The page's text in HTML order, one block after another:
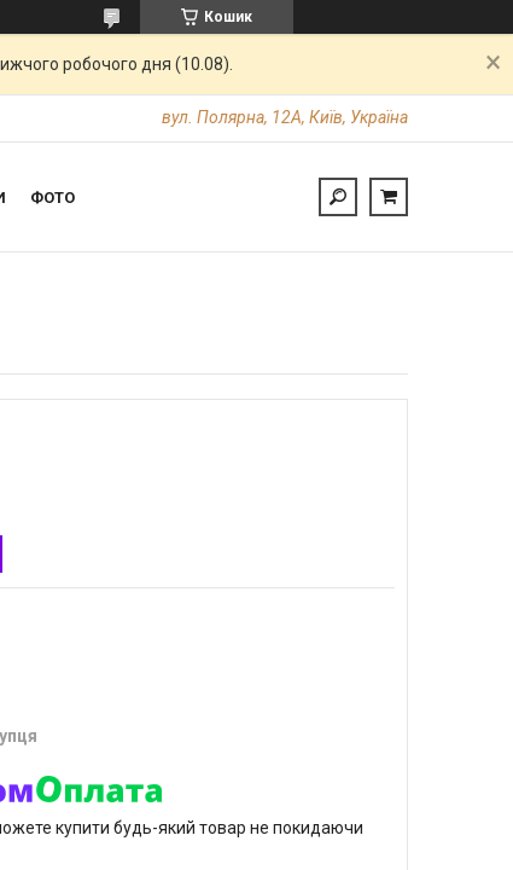
Кошик
робочого дня (10.08).
вул. Полярна, 12А, Київ, Україна
ФОТО
купити будь-який товар не покидаючи